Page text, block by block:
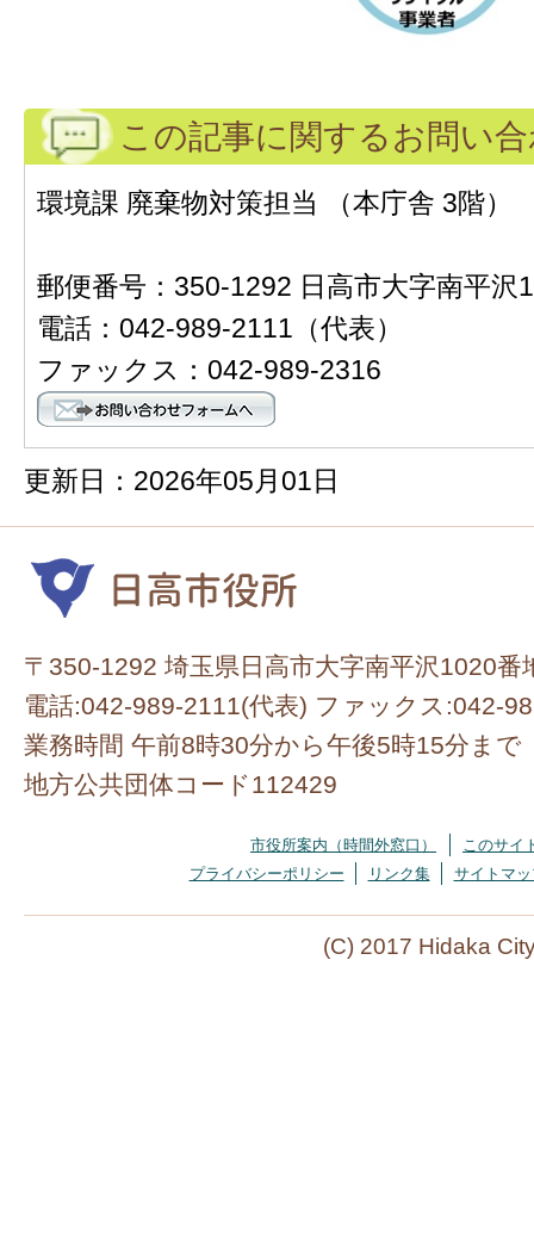
この記事に関するお問い
環境課 廃棄物対策担当 （本庁舎 3階）
郵便番号：350-1292 日高市大字南平沢
電話：042-989-2111（代表）
ファックス：042-989-2316
更新日：2026年05月01日
〒350-1292 埼玉県日高市大字南平沢1020番
電話:042-989-2111(代表) ファックス:042-
業務時間 午前8時30分から午後5時15分まで
地方公共団体コード112429
市役所案内（時間外窓口）
このサイ
プライバシーポリシー
リンク集 サイトマッ
(C) 2017 Hidaka